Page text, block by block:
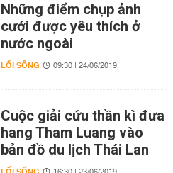
Những điểm chụp ảnh
cưới được yêu thích ở
nước ngoài
LỐI SỐNG 09:30 | 24/06/2019
Cuộc giải cứu thần kì đưa
hang Tham Luang vào
bản đồ du lịch Thái Lan